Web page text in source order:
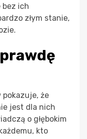
bez ich
złym stanie,
pokazuje, że
jest dla nich
o głębokim
kto